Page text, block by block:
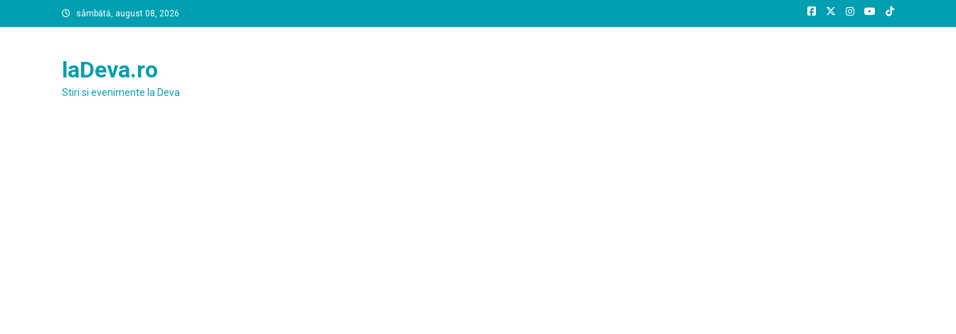
to
sâmbătă, august 08, 2026
laDeva.ro
Stiri si evenimente la Deva